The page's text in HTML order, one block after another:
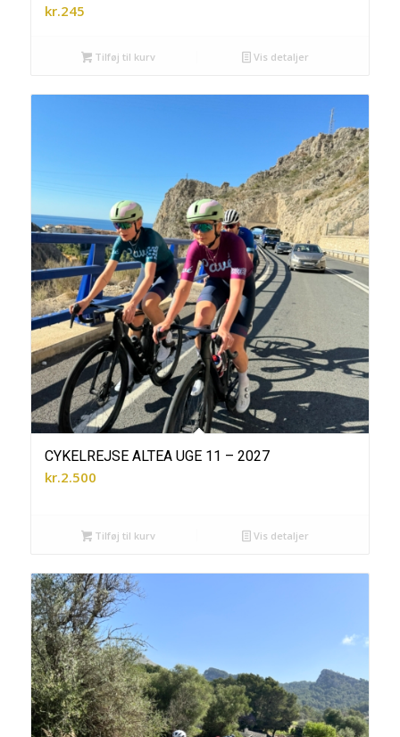
kr.245
Tilføj til kurv Vis detaljer
CYKELREJSE ALTEA UGE 11 – 2027
kr.2.500
Tilføj til kurv Vis detaljer